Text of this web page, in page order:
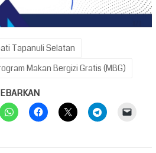
Tapanuli Selatan
Makan Bergizi Gratis (MBG)